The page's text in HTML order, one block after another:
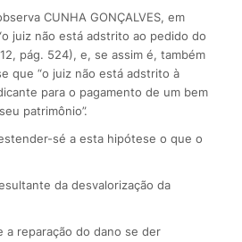
CUNHA GONÇALVES, em
juiz não está adstrito ao pedido do
12, pág. 524), e, se assim é, também
que “o juiz não está adstrito à
para o pagamento de um bem
patrimônio”.
sé a esta hipótese o que o
da desvalorização da
a reparação do dano se der